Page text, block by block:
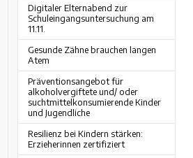
Digitaler Elternabend zur
Schuleingangsuntersuchung am
11.11.
Gesunde Zähne brauchen langen
Atem
Präventionsangebot für
alkoholvergiftete und/ oder
suchtmittelkonsumierende Kinder
und Jugendliche
Resilienz bei Kindern stärken:
Erzieherinnen zertifiziert